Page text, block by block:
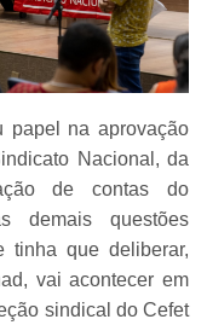
papel na aprovação
Nacional, da
de contas do
demais questões
tinha que deliberar,
vai acontecer em
sindical do Cefet